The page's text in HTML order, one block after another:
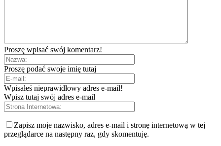
Proszę wpisać swój komentarz!
Proszę podać swoje imię tutaj
Wpisałeś nieprawidłowy adres e-mail!
Wpisz tutaj swój adres e-mail
Zapisz moje nazwisko, adres e-mail i stronę internetową w tej
przeglądarce na następny raz, gdy skomentuję.